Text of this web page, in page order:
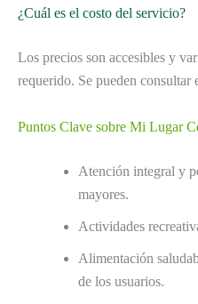
¿Cuál es el costo del servicio?
Los precios son accesibles y
requerido. Se pueden
Puntos Clave sobre Mi Lugar
Atención integral y
mayores.
Actividades
Alimentación
de los usuarios.